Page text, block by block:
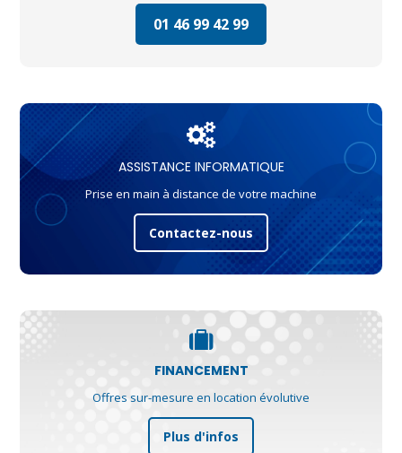
01 46 99 42 99
ASSISTANCE INFORMATIQUE
Prise en main à distance de votre machine
Contactez-nous
FINANCEMENT
Offres sur-mesure en location évolutive
Plus d'infos